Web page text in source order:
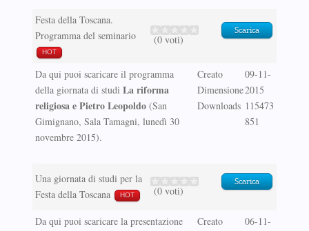
Festa della Toscana.
Programma del seminario
HOT
(0 voti)
Scarica
Da qui puoi scaricare il programma
della giornata di studi La riforma
religiosa e Pietro Leopoldo(San
Gimignano, Sala Tamagni, lunedì 30
novembre 2015).
Creato
Dimensione
Downloads
09-11-
2015
115473
851
Una giornata di studi per la
Festa della Toscana
HOT (0 voti)
Scarica
Da qui puoi scaricare la presentazione
Creato
06-11-